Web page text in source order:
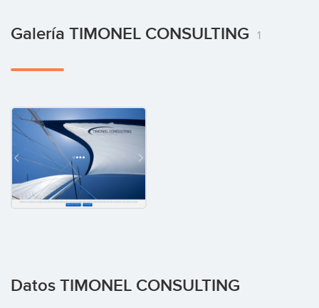
Galería TIMONEL CONSULTING 1
Datos TIMONEL CONSULTING